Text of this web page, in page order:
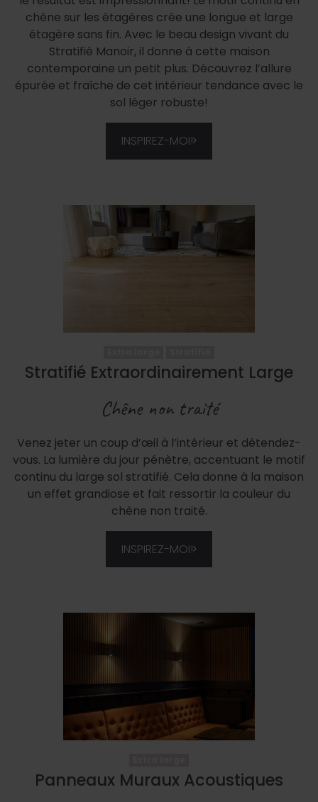
chêne sur les étagères crée une longue et large
étagère sans fin. Avec le beau design vivant du
Stratifié Manoir, il donne à cette maison
contemporaine un petit plus. Découvrez l’allure
épurée et fraîche de cet intérieur tendance avec le
sol léger robuste!
INSPIREZ-MOI!
Stratifié Extraordinairement Large
Chêne non traité
Venez jeter un coup d’œil à l’intérieur et détendez-
vous. La lumière du jour pénètre, accentuant le motif
continu du large sol stratifié. Cela donne à la maison
un effet grandiose et fait ressortir la couleur du
chêne non traité.
INSPIREZ-MOI!
Panneaux Muraux Acoustiques